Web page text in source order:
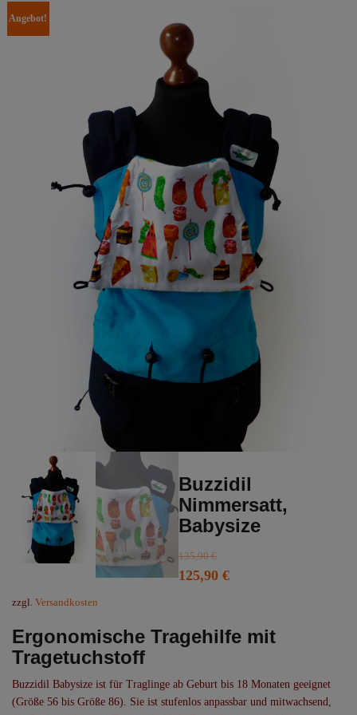
Angebot!
Buzzidil
Nimmersatt,
Babysize
135,90€
Ursprünglicher
135,90 €
125,90 €Aktueller
125,90 €.
zzgl. Versandkosten
Ergonomische Tragehilfe mit
Tragetuchstoff
Buzzidil Babysize ist für Traglinge ab Geburt bis 18 Monaten geeignet
(Größe 56 bis Größe 86). Sie ist stufenlos anpassbar und mitwachsend,